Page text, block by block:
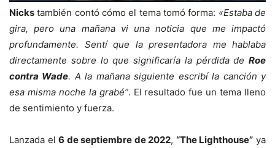
Nicks también contó cómo el tema tomó forma: «Estaba de
gira, pero una mañana vi una noticia que me impactó
profundamente. Sentí que la presentadora me hablaba
directamente sobre lo que significaría la pérdida de Roe
contra Wade. A la mañana siguiente escribí la canción y
esa misma noche la grabé”. El resultado fue un tema lleno
de sentimiento y fuerza.
Lanzada el6 de septiembre de 2022, “The Lighthouse” ya